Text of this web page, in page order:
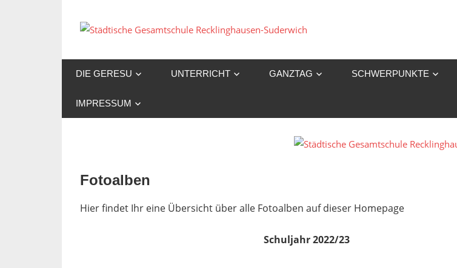
Inhalt
Gesamtschule
Suderwich
DIE GERESU UNTERRICHT GANZTAG SCHWERPUNKTE
IMPRESSUM
Fotoalben
Hier findet Ihr eine Übersicht über alle Fotoalben auf dieser Homepage
Schuljahr 2022/23